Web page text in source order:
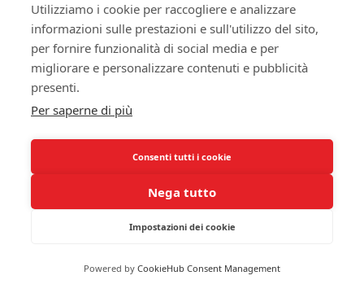
sul sonnonon solo aiuta a migliorare la qualità
della vita notturna, ma contribuisce anche a
garantire un benessere complessivo a lungo
termine per il tuo piccolo. Non dimenticare che
una consultazione con un pediatra può fornire
indicazioni utili per affrontare queste difficoltà.
Management e Opzioni di
Trattamento
Modifiche nello Stile di Vita
Utilizziamo i cookie per raccogliere e analizzare
informazioni sulle prestazioni e sull'utilizzo del sito,
per fornire funzionalità di social media e per
migliorare e personalizzare contenuti e pubblicità
presenti.
Per saperne di più
Consenti tutti i cookie
Nega tutto
Impostazioni dei cookie
Powered by CookieHub Consent Management